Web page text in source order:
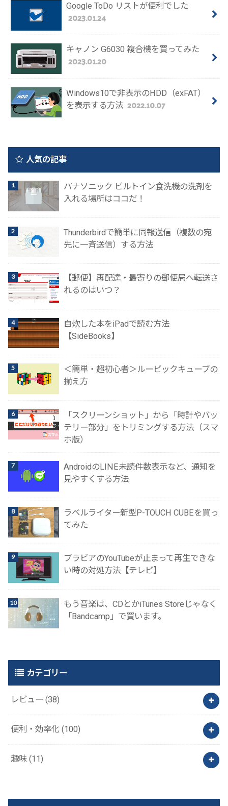
Google ToDo リストが便利でした
2023.01.24
キャノン G6030 複合機を買ってみた
2023.01.20
Windows10で非表示のHDD（exFAT）
を表示する方法 2022.10.07
人気の記事
パナソニック ビルトイン食洗機の洗剤を
入れる場所はココだ！
Thunderbirdで簡単に同報送信（複数の宛
先に一斉送信）する方法
【郵便】再配達・最寄りの郵便局へ転送さ
れるのはいつ？
自炊した本をiPadで読む方法
【SideBooks】
＜簡単・超初心者＞ルービックキューブの
揃え方
「スクリーンショット」から「時計やバッ
テリー部分」をトリミングする方法（スマ
ホ版）
AndroidのLINE未読件数表示など、通知を
見やすくする方法
ラベルライター新型P-TOUCH CUBEを買っ
てみた
ブラビアのYouTubeが止まって再生できな
い時の対処方法【テレビ】
もう音楽は、CDとかiTunes Storeじゃなく
「Bandcamp」で買います。
カテゴリー
レビュー(38)
便利・効率化(100)
趣味(11)